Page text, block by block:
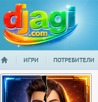
djagi.com
НАЧАЛО
ИГРИ ПОТРЕБИТЕЛИ